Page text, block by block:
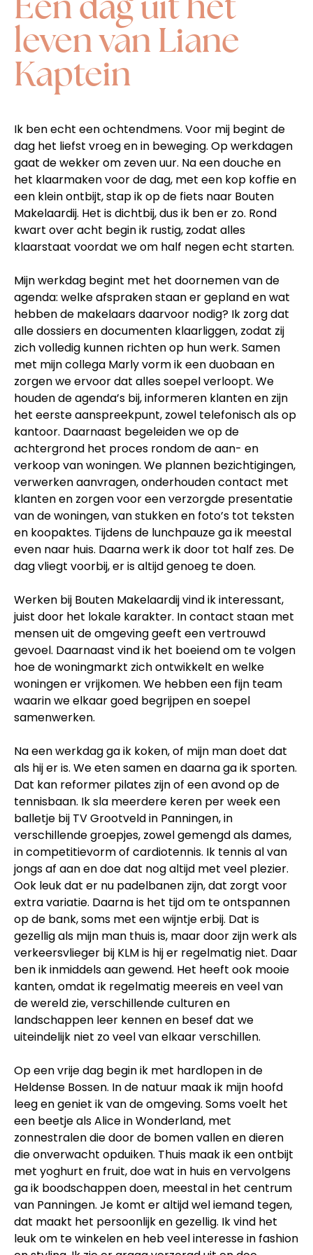
Een dag uit het
leven van Liane
Kaptein
Ik ben echt een ochtendmens. Voor mij begint de
dag het liefst vroeg en in beweging. Op werkdagen
gaat de wekker om zeven uur. Na een douche en
het klaarmaken voor de dag, met een kop koffie en
een klein ontbijt, stap ik op de fiets naar Bouten
Makelaardij. Het is dichtbij, dus ik ben er zo. Rond
kwart over acht begin ik rustig, zodat alles
klaarstaat voordat we om half negen echt starten.
Mijn werkdag begint met het doornemen van de
agenda: welke afspraken staan er gepland en wat
hebben de makelaars daarvoor nodig? Ik zorg dat
alle dossiers en documenten klaarliggen, zodat zij
zich volledig kunnen richten op hun werk. Samen
met mijn collega Marly vorm ik een duobaan en
zorgen we ervoor dat alles soepel verloopt. We
houden de agenda’s bij, informeren klanten en zijn
het eerste aanspreekpunt, zowel telefonisch als op
kantoor. Daarnaast begeleiden we op de
achtergrond het proces rondom de aan- en
verkoop van woningen. We plannen bezichtigingen,
verwerken aanvragen, onderhouden contact met
klanten en zorgen voor een verzorgde presentatie
van de woningen, van stukken en foto’s tot teksten
en koopaktes. Tijdens de lunchpauze ga ik meestal
even naar huis. Daarna werk ik door tot half zes. De
dag vliegt voorbij, er is altijd genoeg te doen.
Werken bij Bouten Makelaardij vind ik interessant,
juist door het lokale karakter. In contact staan met
mensen uit de omgeving geeft een vertrouwd
gevoel. Daarnaast vind ik het boeiend om te volgen
hoe de woningmarkt zich ontwikkelt en welke
woningen er vrijkomen. We hebben een fijn team
waarin we elkaar goed begrijpen en soepel
samenwerken.
Na een werkdag ga ik koken, of mijn man doet dat
als hij er is. We eten samen en daarna ga ik sporten.
Dat kan reformer pilates zijn of een avond op de
tennisbaan. Ik sla meerdere keren per week een
balletje bij TV Grootveld in Panningen, in
verschillende groepjes, zowel gemengd als dames,
in competitievorm of cardiotennis. Ik tennis al van
jongs af aan en doe dat nog altijd met veel plezier.
Ook leuk dat er nu padelbanen zijn, dat zorgt voor
extra variatie. Daarna is het tijd om te ontspannen
op de bank, soms met een wijntje erbij. Dat is
gezellig als mijn man thuis is, maar door zijn werk als
verkeersvlieger bij KLM is hij er regelmatig niet. Daar
ben ik inmiddels aan gewend. Het heeft ook mooie
kanten, omdat ik regelmatig meereis en veel van
de wereld zie, verschillende culturen en
landschappen leer kennen en besef dat we
uiteindelijk niet zo veel van elkaar verschillen.
Op een vrije dag begin ik met hardlopen in de
Heldense Bossen. In de natuur maak ik mijn hoofd
leeg en geniet ik van de omgeving. Soms voelt het
een beetje als Alice in Wonderland, met
zonnestralen die door de bomen vallen en dieren
die onverwacht opduiken. Thuis maak ik een ontbijt
met yoghurt en fruit, doe wat in huis en vervolgens
ga ik boodschappen doen, meestal in het centrum
van Panningen. Je komt er altijd wel iemand tegen,
dat maakt het persoonlijk en gezellig. Ik vind het
leuk om te winkelen en heb veel interesse in fashion